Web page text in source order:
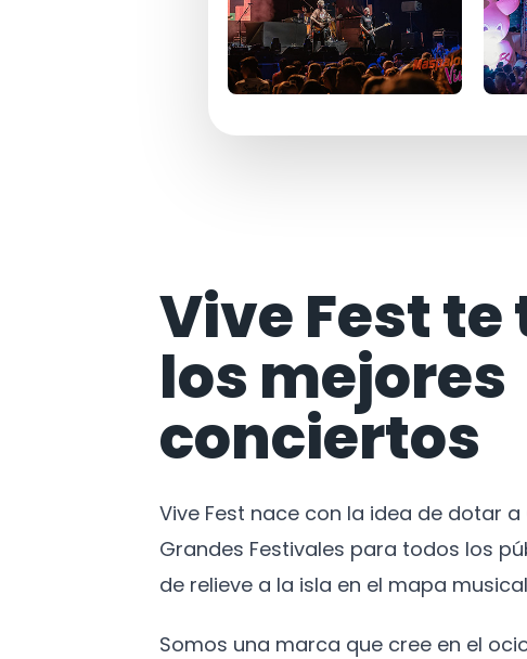
Vive Fest te
los mejores
conciertos
Vive Fest nace con la idea de dotar
Grandes Festivales para todos los
de relieve a la isla en el mapa
Somos una marca que cree en el